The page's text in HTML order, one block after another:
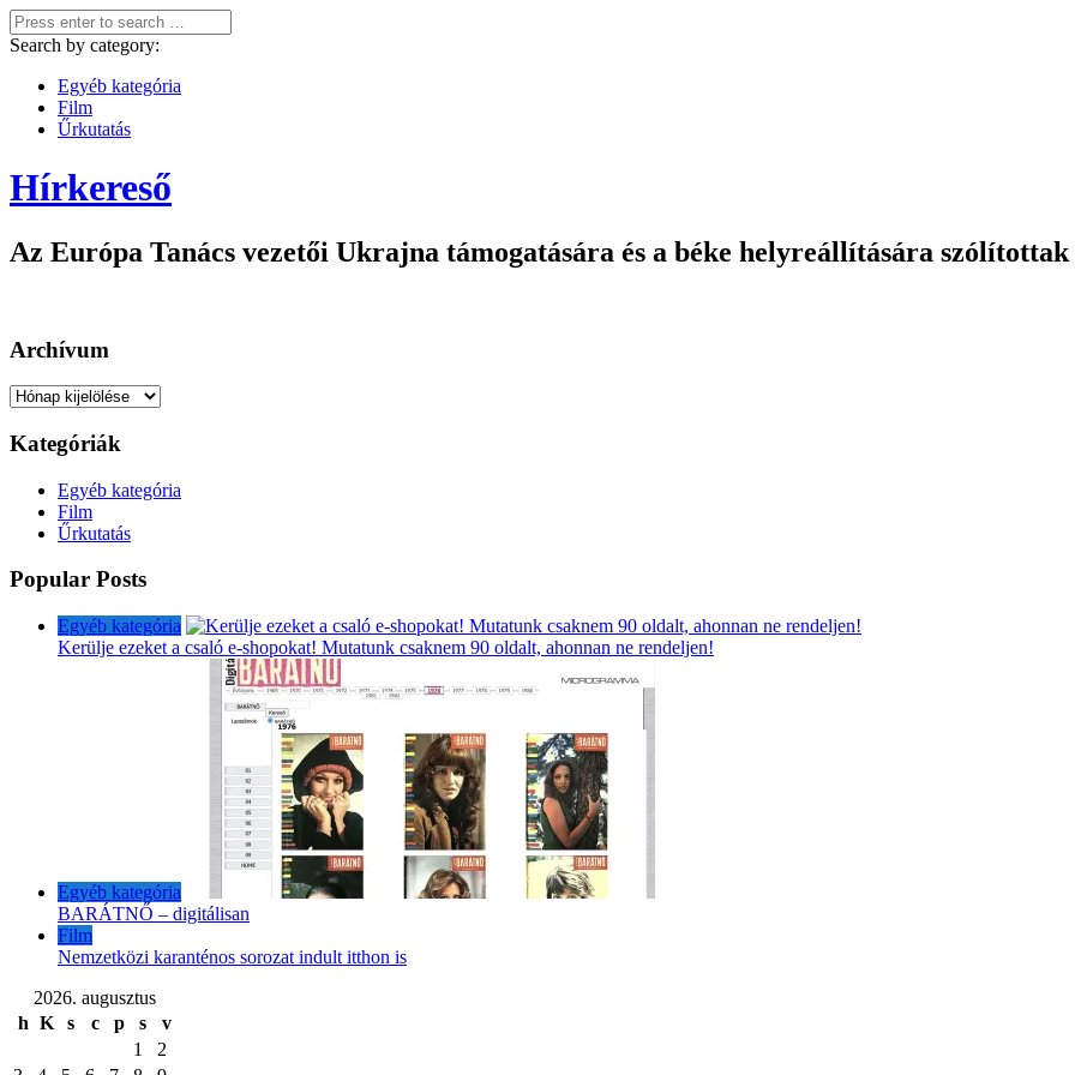
Search by category:
Egyéb kategória
Film
Űrkutatás
Hírkereső
Az Európa Tanács vezetői Ukrajna támogatására és a béke helyreállítására
Archívum
Archívum
Kategóriák
Egyéb kategória
Film
Űrkutatás
Popular Posts
Egyéb kategória
Kerülje ezeket a csaló e-shopokat! Mutatunk csaknem 90 oldalt, ahonnan ne rendeljen!
Egyéb kategória
BARÁTNŐ – digitálisan
Film
Nemzetközi karanténos sorozat indult itthon is
2026. augusztus
h K s c p s
v
1
2